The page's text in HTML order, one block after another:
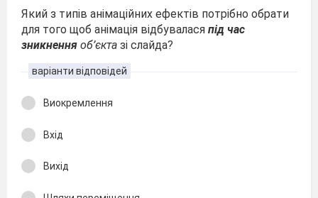
Який з типів анімаційних ефектів потрібно обрати
для того щоб анімація відбувалася під час
зникнення об’єкта зі слайда?
варіанти відповідей
Виокремлення
Вхід
Вихід